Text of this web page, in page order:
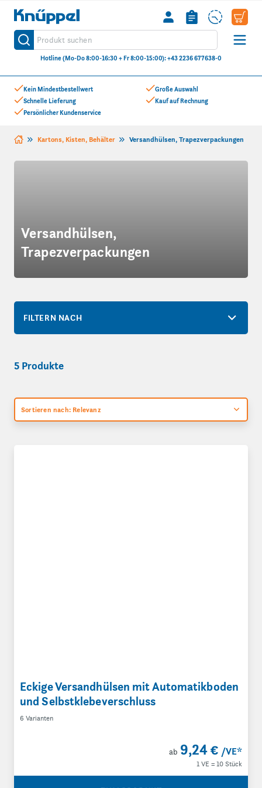
Kein Mindestbestellwert
Schnelle Lieferung
Persönlicher Kundenservice
Große Auswahl
Kauf auf Rechnung
Knüppel
Produkt suchen
Suche
Hotline (Mo-Do 8:00-16:30 + Fr 8:00-15:00): +43 2236 677638-0
Zum Inhalt springen
Kartons, Kisten, Behälter Versandhülsen, Trapezverpackungen
Versandhülsen,
Trapezverpackungen
FILTERN NACH
5 Produkte
Sortieren nach: Relevanz
Eckige Versandhülsen mit Automatikboden
und Selbstklebeverschluss
6 Varianten
ab 9,24 € /VE*
1 VE = 10 Stück